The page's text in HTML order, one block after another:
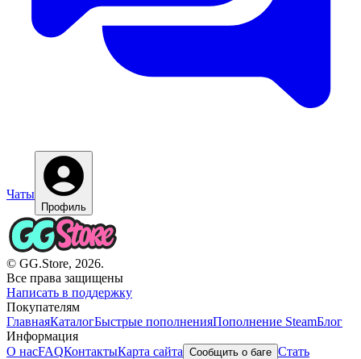
Чаты
Профиль
© GG.Store, 2026.
Все права защищены
Написать в поддержку
Покупателям
ГлавнаяКаталогБыстрые пополненияПополнение SteamБлог
Информация
О насFAQКонтактыКарта сайта Сообщить о баге Стать